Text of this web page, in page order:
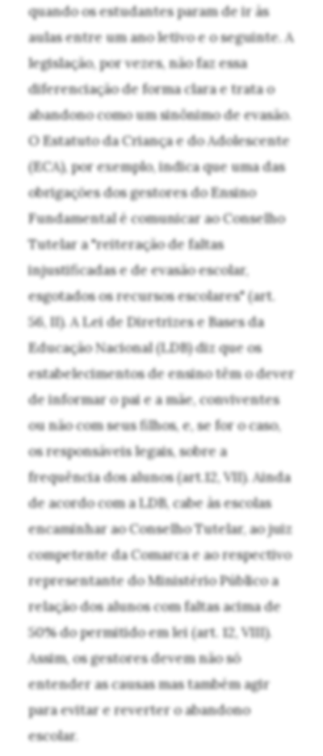
quando os estudantes param de ir às
aulas entre um ano letivo e o seguinte. A
legislação, por vezes, não faz essa
diferenciação de forma clara e trata o
abandono como um sinônimo de evasão.
O Estatuto da Criança e do Adolescente
(ECA), por exemplo, indica que uma das
obrigações dos gestores do Ensino
Fundamental é comunicar ao Conselho
Tutelar a "reiteração de faltas
injustificadas e de evasão escolar,
esgotados os recursos escolares" (art.
56, II). A Lei de Diretrizes e Bases da
Educação Nacional (LDB) diz que os
estabelecimentos de ensino têm o dever
de informar o pai e a mãe, conviventes
ou não com seus filhos, e, se for o caso,
os responsáveis legais, sobre a
frequência dos alunos (art.12, VII). Ainda
de acordo com a LDB, cabe às escolas
encaminhar ao Conselho Tutelar, ao juiz
competente da Comarca e ao respectivo
representante do Ministério Público a
relação dos alunos com faltas acima de
50% do permitido em lei (art. 12, VIII).
Assim, os gestores devem não só
entender as causas mas também agir
para evitar e reverter o abandono
escolar.